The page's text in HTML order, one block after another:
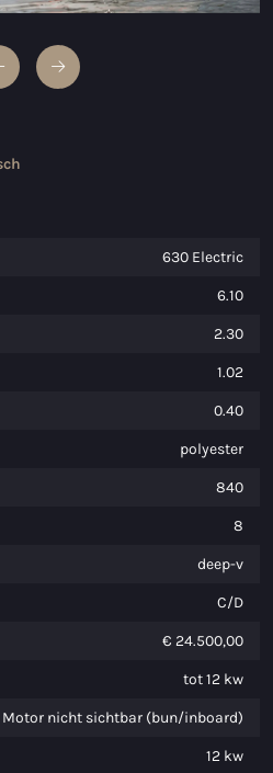
630 Electric
6.10
2.30
1.02
0.40
polyester
840
8
deep-v
C/D
€ 24.500,00
tot 12 kw
Motor nicht sichtbar (bun/inboard)
12 kw